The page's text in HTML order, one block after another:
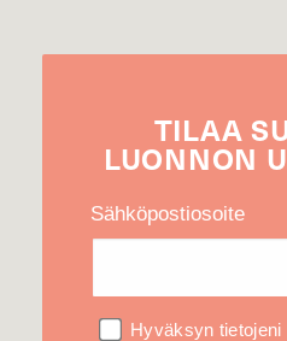
TILAA
LUONNON
Sähköpostiosoite
Hyväksyn